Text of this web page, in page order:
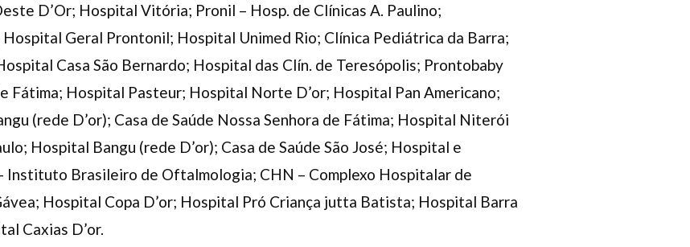
D’Or; Hospital Vitória; Pronil – Hosp. de Clínicas A. Paulino;
Geral Prontonil; Hospital Unimed Rio; Clínica Pediátrica da Barra;
Casa São Bernardo; Hospital das Clín. de Teresópolis; Prontobaby
Fátima; Hospital Pasteur; Hospital Norte D’or; Hospital Pan Americano;
(rede D’or); Casa de Saúde Nossa Senhora de Fátima; Hospital Niterói
Hospital Bangu (rede D’or); Casa de Saúde São José; Hospital e
Instituto Brasileiro de Oftalmologia; CHN – Complexo Hospitalar de
Hospital Copa D’or; Hospital Pró Criança jutta Batista; Hospital Barra
Caxias D’or.